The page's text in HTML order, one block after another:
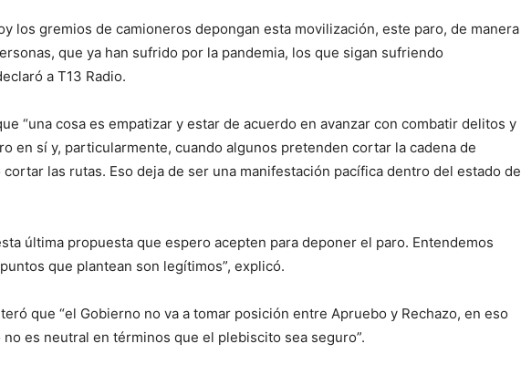
los gremios de camioneros depongan esta movilización, este paro, de manera
que ya han sufrido por la pandemia, los que sigan sufriendo
a T13 Radio.
“una cosa es empatizar y estar de acuerdo en avanzar con combatir delitos y
en sí y, particularmente, cuando algunos pretenden cortar la cadena de
las rutas. Eso deja de ser una manifestación pacífica dentro del estado de
última propuesta que espero acepten para deponer el paro. Entendemos
que plantean son legítimos”, explicó.
que “el Gobierno no va a tomar posición entre Apruebo y Rechazo, en eso
es neutral en términos que el plebiscito sea seguro”.